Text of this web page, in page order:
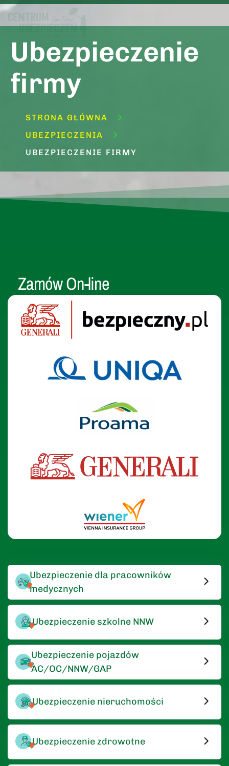
Ubezpieczenie
firmy
STRONA GŁÓWNA
UBEZPIECZENIA
UBEZPIECZENIE FIRMY
Zamów On-line
Ubezpieczenie dla pracowników
medycznych
Ubezpieczenie szkolne NNW
Ubezpieczenie pojazdów
AC/OC/NNW/GAP
Ubezpieczenie nieruchomości
Ubezpieczenie zdrowotne